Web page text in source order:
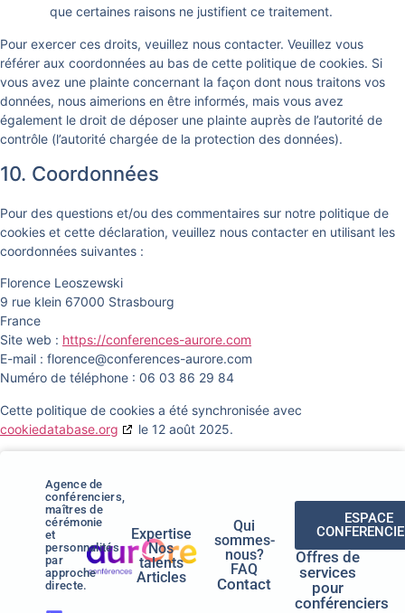
que certaines raisons ne justifient ce traitement.
Pour exercer ces droits, veuillez nous contacter. Veuillez vous
référer aux coordonnées au bas de cette politique de cookies. Si
vous avez une plainte concernant la façon dont nous traitons vos
données, nous aimerions en être informés, mais vous avez
également le droit de déposer une plainte auprès de l’autorité de
contrôle (l’autorité chargée de la protection des données).
10. Coordonnées
Pour des questions et/ou des commentaires sur notre politique de
cookies et cette déclaration, veuillez nous contacter en utilisant les
coordonnées suivantes :
Florence Leoszewski
9 rue klein 67000 Strasbourg
France
Site web : https://conferences-aurore.com
E-mail : florence@conferences-aurore.com
Numéro de téléphone : 06 03 86 29 84
Cette politique de cookies a été synchronisée avec
cookiedatabase.org
le 12 août 2025.
Agence de
conférenciers,
maîtres de
cérémonie
et
personnalités
par
approche
directe.
Expertise
Nos
talents
Articles
Qui
sommes-
nous?
FAQ
Contact
Offres de
services
pour
conférenciers
ESPACE